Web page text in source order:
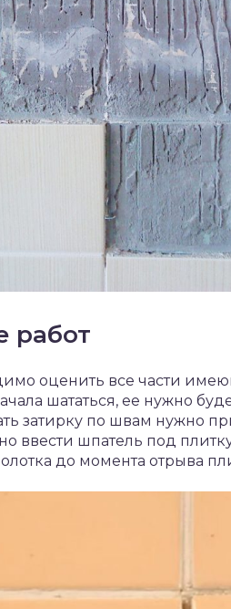
работ
оценить все части
шататься, ее нужно
затирку по швам нужно
ввести шпатель под
до момента отрыва